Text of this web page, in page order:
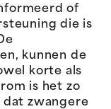
of
die is
kunnen de
korte als
is het zo
dat zwangere